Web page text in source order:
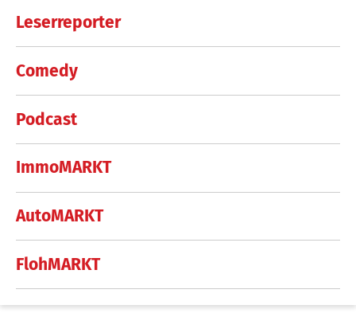
Leserreporter
Comedy
Podcast
ImmoMARKT
AutoMARKT
FlohMARKT